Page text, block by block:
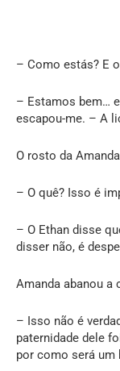
– Como estás? E
– Estamos bem…
escapou-me. – A
O rosto da
– O quê? Isso é
– O Ethan disse
disser não, é
Amanda abanou a
– Isso não é
paternidade dele
por como será um